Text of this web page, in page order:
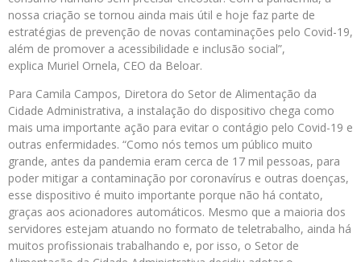
nossa criação se tornou ainda mais útil e hoje faz parte de
estratégias de prevenção de novas contaminações pelo Covid-19,
além de promover a acessibilidade e inclusão social”,
explica Muriel Ornela, CEO da Beloar.
Para Camila Campos, Diretora do Setor de Alimentação da
Cidade Administrativa, a instalação do dispositivo chega como
mais uma importante ação para evitar o contágio pelo Covid-19 e
outras enfermidades. “Como nós temos um público muito
grande, antes da pandemia eram cerca de 17 mil pessoas, para
poder mitigar a contaminação por coronavírus e outras doenças,
esse dispositivo é muito importante porque não há contato,
graças aos acionadores automáticos. Mesmo que a maioria dos
servidores estejam atuando no formato de teletrabalho, ainda há
muitos profissionais trabalhando e, por isso, o Setor de